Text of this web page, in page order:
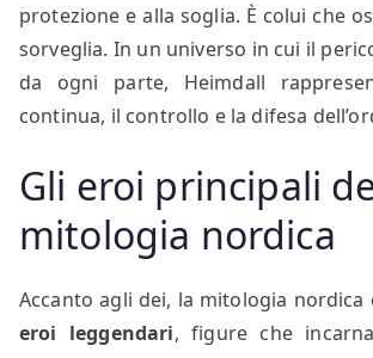
protezione e alla soglia. È colui che
sorveglia. In un universo in cui il
da ogni parte, Heimdall
continua, il controllo e la difesa
Gli eroi principali
mitologia nordica
Accanto agli dei, la mitologia nordica
eroi leggendari, figure che